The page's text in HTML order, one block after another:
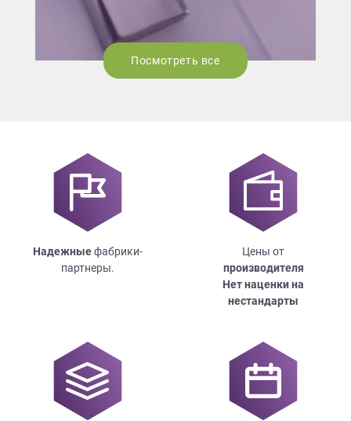
Посмотреть все
Надежныефабрики-
партнеры.
Цены от
производителя
Нет наценки на
нестандарты